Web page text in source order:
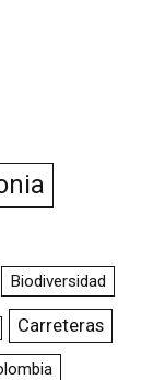
Biodiversidad
Carreteras